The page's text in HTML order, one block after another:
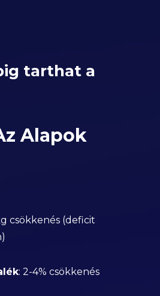
tarthat a
Alapok
csökkenés (deficit
: 2-4% csökkenés